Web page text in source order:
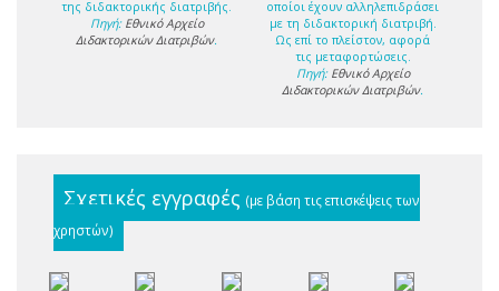
της διδακτορικής διατριβής.
Πηγή: Εθνικό Αρχείο
Διδακτορικών Διατριβών.
οποίοι έχουν αλληλεπιδράσει
με τη διδακτορική διατριβή.
Ως επί το πλείστον, αφορά
τις μεταφορτώσεις.
Πηγή: Εθνικό Αρχείο
Διδακτορικών Διατριβών.
Σχετικές εγγραφές (με βάση τις επισκέψεις των
χρηστών)